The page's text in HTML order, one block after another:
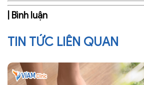
| Bình luận
TIN TỨC LIÊN QUAN